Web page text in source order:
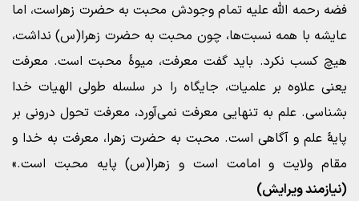
فضه رحمه الله علیه تمام وجودش محبت به حضرت زهراست، اما
عایشه با همه نسبت‌ها، چون محبت به حضرت زهرا(س) نداشت،
هیچ کسب نکرد. باید گفت معرفت، میوۀ محبت است. معرفت
یعنی علاوه بر علمیات، جایگاه را در سلسله طولی الهیات خدا
بشناسی. علم به تنهایی معرفت نمی‌آورد، معرفت تحول درونی بر
پایۀ علم و آگاهی است. محبت به حضرت زهرا، معرفت به خدا و
مقام ولایت و امامت است و زهرا(س) پایه محبت است.»
(نیازمند ویرایش)